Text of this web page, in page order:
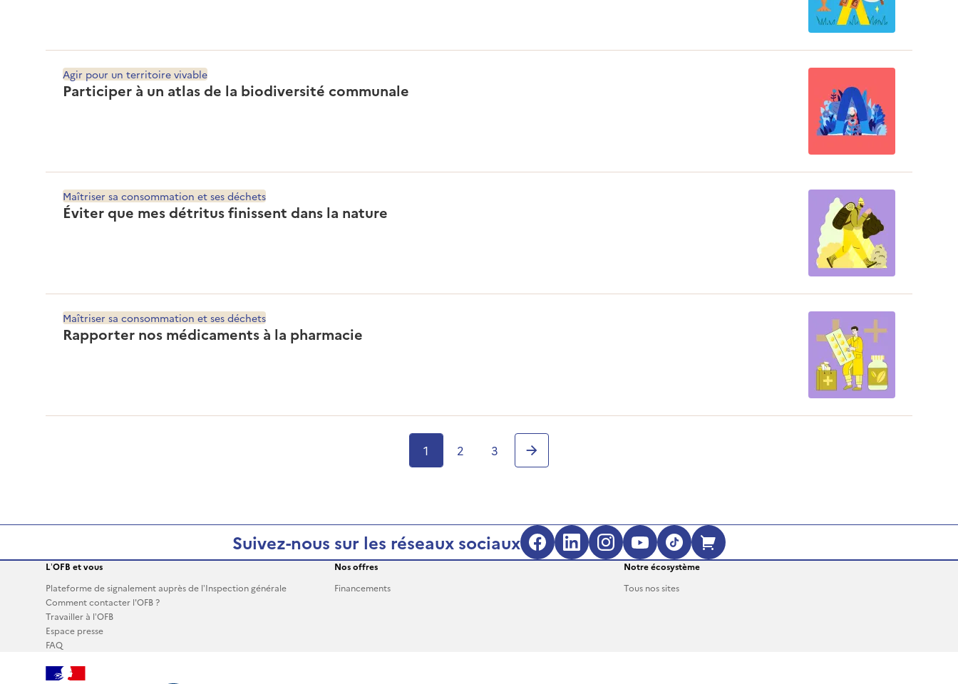
Participer à un atlas de la biodiversité communale
Agir pour un territoire vivable
Éviter que mes détritus finissent dans la nature
Maîtriser sa consommation et ses déchets
Rapporter nos médicaments à la pharmacie
Maîtriser sa consommation et ses déchets
Pagination
1 2 3 Aller à la page suivante
Suivez-nous sur les réseaux sociaux
L’OFB et vous
Plateforme de signalement auprès de l’Inspection générale
Comment contacter l'OFB ?
Travailler à l’OFB
Espace presse
FAQ
Nos offres
Financements
Notre écosystème
Tous nos sites